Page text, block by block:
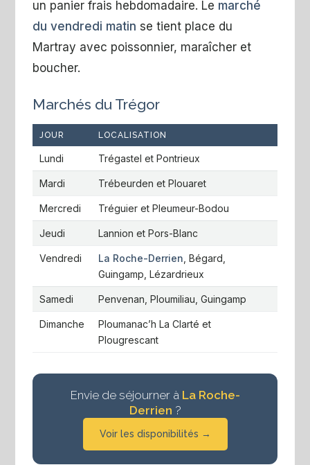
un panier frais hebdomadaire. Le marché
du vendredi matin se tient place du
Martray avec poissonnier, maraîcher et
boucher.
Marchés du Trégor
JOUR LOCALISATION
Lundi Trégastel et Pontrieux
Mardi Trébeurden et Plouaret
Mercredi Tréguier et Pleumeur-Bodou
Jeudi Lannion et Pors-Blanc
Vendredi La Roche-Derrien , Bégard,
Guingamp, Lézardrieux
Samedi Penvenan, Ploumiliau, Guingamp
Dimanche
Ploumanac’h La Clarté et
Plougrescant
Envie de séjourner à La Roche-
Derrien ?
Voir les disponibilités →